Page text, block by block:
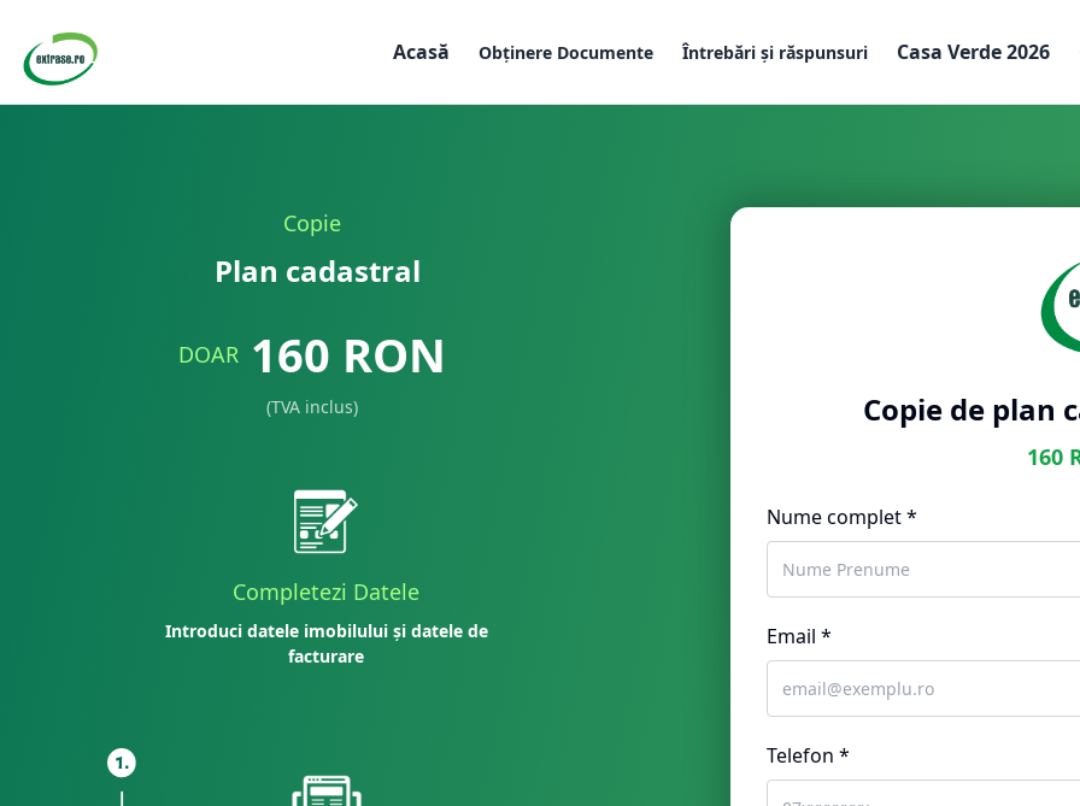
Acasă Obținere Documente Întrebări și răspunsuri Casa Verde 2026
Copie
Plan cadastral
DOAR 160 RON
(TVA inclus)
Completezi Datele
Introduci datele imobilului și datele de
facturare
Copie de plan
160
Nume complet *
Email *
Telefon *